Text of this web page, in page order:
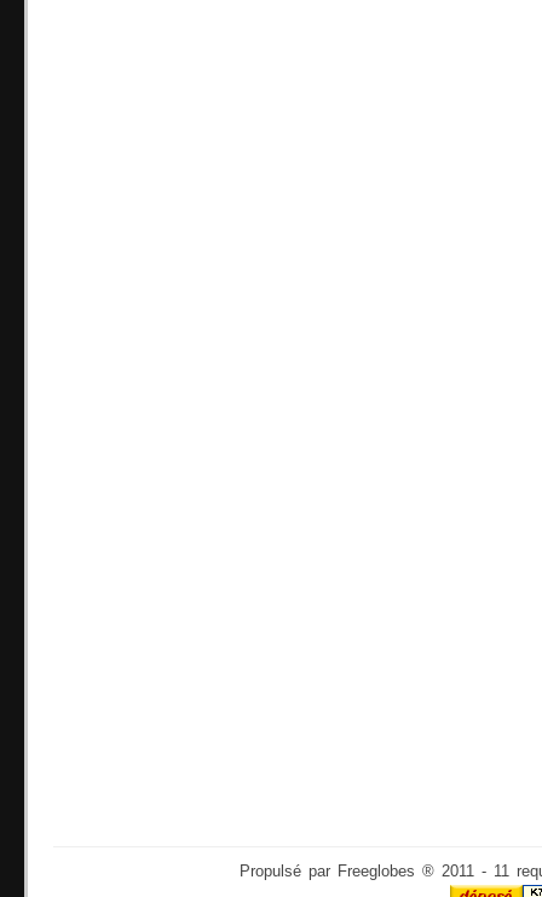
Propulsé par Freeglobes ® 2011 - 11